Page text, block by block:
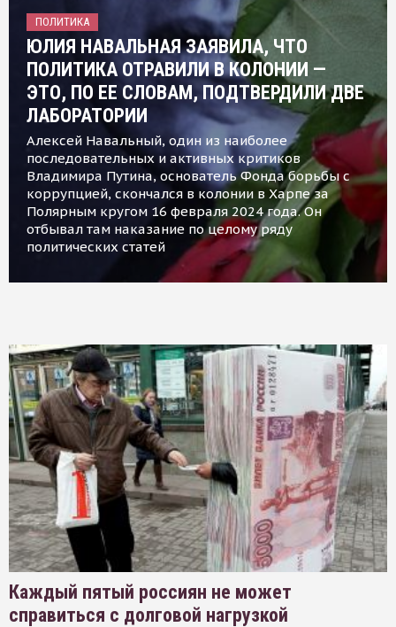
ПОЛИТИКА
ЮЛИЯ НАВАЛЬНАЯ ЗАЯВИЛА, ЧТО
ПОЛИТИКА ОТРАВИЛИ В КОЛОНИИ —
ЭТО, ПО ЕЕ СЛОВАМ, ПОДТВЕРДИЛИ ДВЕ
ЛАБОРАТОРИИ
Алексей Навальный, один из наиболее
последовательных и активных критиков
Владимира Путина, основатель Фонда борьбы с
коррупцией, скончался в колонии в Харпе за
Полярным кругом 16 февраля 2024 года. Он
отбывал там наказание по целому ряду
политических статей
Каждый пятый россиян не может
справиться с долговой нагрузкой